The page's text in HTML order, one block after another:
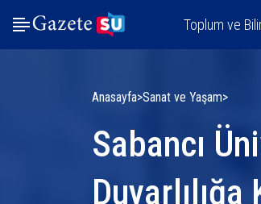
Toplum ve
Anasayfa Sanat ve Yaşam
Sabancı